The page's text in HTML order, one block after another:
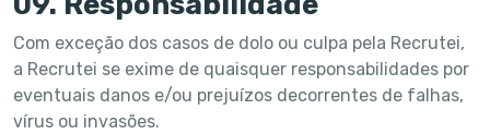
Com exceção dos casos de dolo ou culpa pela Recrutei,
a Recrutei se exime de quaisquer responsabilidades por
eventuais danos e/ou prejuízos decorrentes de falhas,
vírus ou invasões.